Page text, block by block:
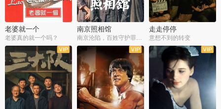
老婆就一个
老婆真的就一个吗？
南京照相馆
南京沦陷，百姓守护罪证底片
走走停停
意想不到的转变